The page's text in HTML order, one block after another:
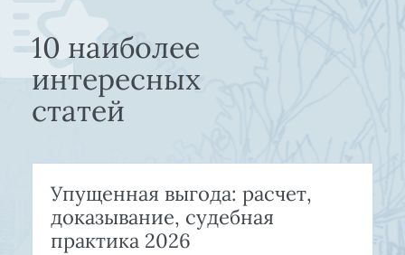
10 наиболее
интересных
статей
Упущенная выгода: расчет,
доказывание, судебная
практика 2026